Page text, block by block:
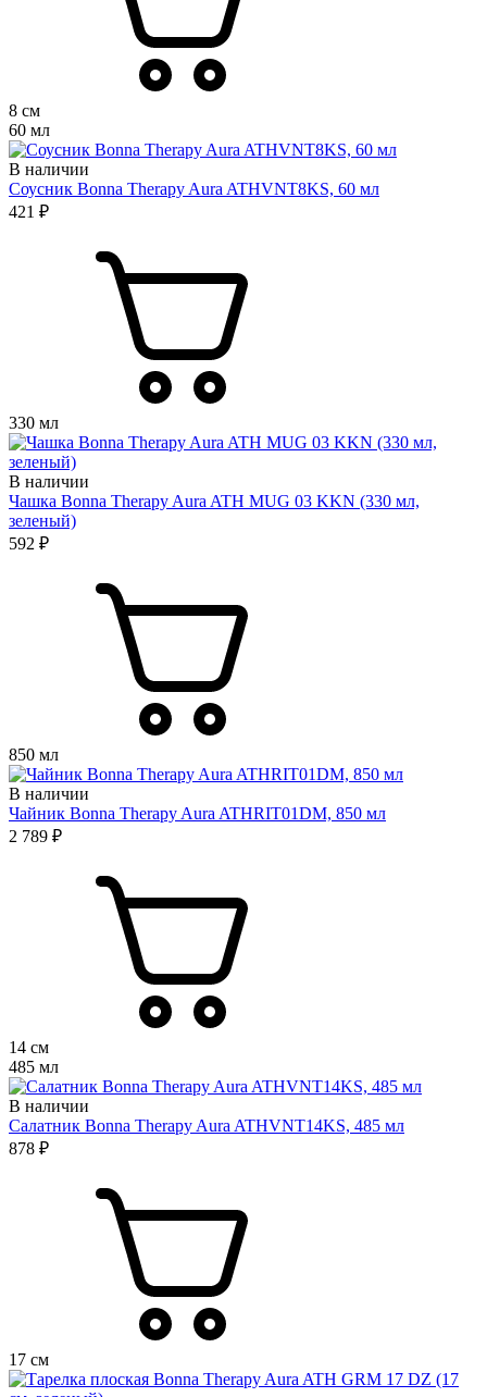
8 см
60 мл
В наличии
Соусник Bonna Therapy Aura ATHVNT8KS, 60 мл
421 ₽
330 мл
В наличии
Чашка Bonna Therapy Aura ATH MUG 03 KKN (330 мл,
зеленый)
592 ₽
850 мл
В наличии
Чайник Bonna Therapy Aura ATHRIT01DM, 850 мл
2 789 ₽
14 см
485 мл
В наличии
Салатник Bonna Therapy Aura ATHVNT14KS, 485 мл
878 ₽
17 см